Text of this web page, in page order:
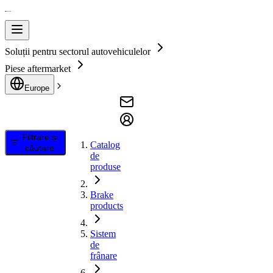
Soluții pentru sectorul autovehiculelor
Piese aftermarket
Europe
Filtrare și
căutare
Catalog
de
produse
Brake
products
Sistem
de
frânare